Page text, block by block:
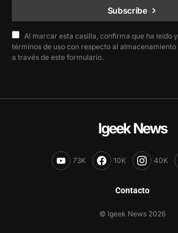
Subscribe
Al marcar esta casilla, confirma que ha leído
términos de uso con respecto al
a través de este formulario.
Igeek News
73K 10K 40K
Contacto
© Igeek News 2026